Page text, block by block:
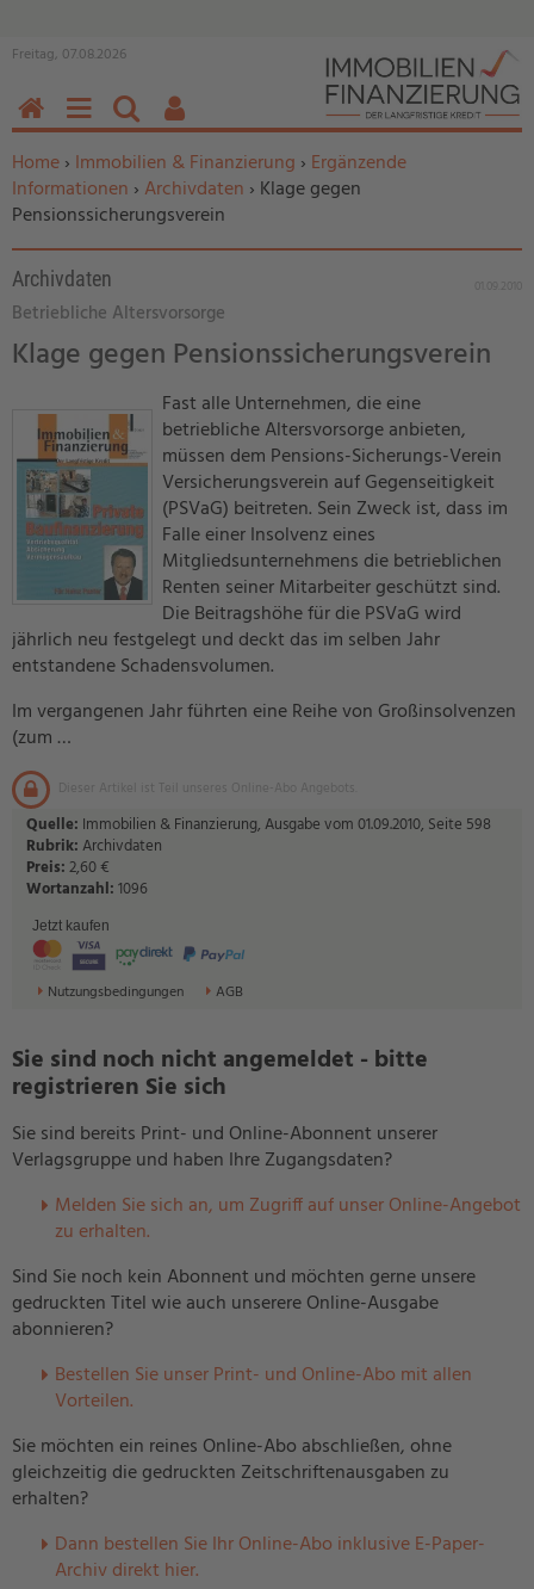
Freitag, 07.08.2026
Sie befinden sich hier:
Home› Immobilien & Finanzierung › Ergänzende
Informationen › Archivdaten › Klage gegen
Pensionssicherungsverein
Archivdaten
Betriebliche Altersvorsorge
Klage gegen Pensionssicherungsverein
Fast alle Unternehmen, die eine
betriebliche Altersvorsorge anbieten,
müssen dem Pensions-Sicherungs-Verein
Versicherungsverein auf Gegenseitigkeit
(PSVaG) beitreten. Sein Zweck ist, dass im
Falle einer Insolvenz eines
Mitgliedsunternehmens die betrieblichen
Renten seiner Mitarbeiter geschützt sind.
Die Beitragshöhe für die PSVaG wird
jährlich neu festgelegt und deckt das im selben Jahr
entstandene Schadensvolumen.
Im vergangenen Jahr führten eine Reihe von Großinsolvenzen
(zum …
Dieser Artikel ist Teil unseres Online-Abo Angebots.
Quelle: Immobilien & Finanzierung, Ausgabe vom 01.09.2010, Seite 598
Rubrik:Archivdaten
Preis:2,60 €
Wortanzahl:1096
Jetzt kaufen
Nutzungsbedingungen AGB
Sie sind noch nicht angemeldet - bitte
registrieren Sie sich
Sie sind bereits Print- und Online-Abonnent unserer
Verlagsgruppe und haben Ihre Zugangsdaten?
Melden Sie sich an, um Zugriff auf unser Online-Angebot
zu erhalten.
Sind Sie noch kein Abonnent und möchten gerne unsere
gedruckten Titel wie auch unserere Online-Ausgabe
abonnieren?
Bestellen Sie unser Print- und Online-Abo mit allen
Vorteilen.
Sie möchten ein reines Online-Abo abschließen, ohne
gleichzeitig die gedruckten Zeitschriftenausgaben zu
erhalten?
Dann bestellen Sie Ihr Online-Abo inklusive E-Paper-
Archiv direkt hier.
HOMEMENÜSUCHEN
BENUTZERFUNKTIONEN